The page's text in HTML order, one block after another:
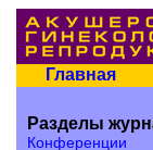
Главная
Разделы
Конференции